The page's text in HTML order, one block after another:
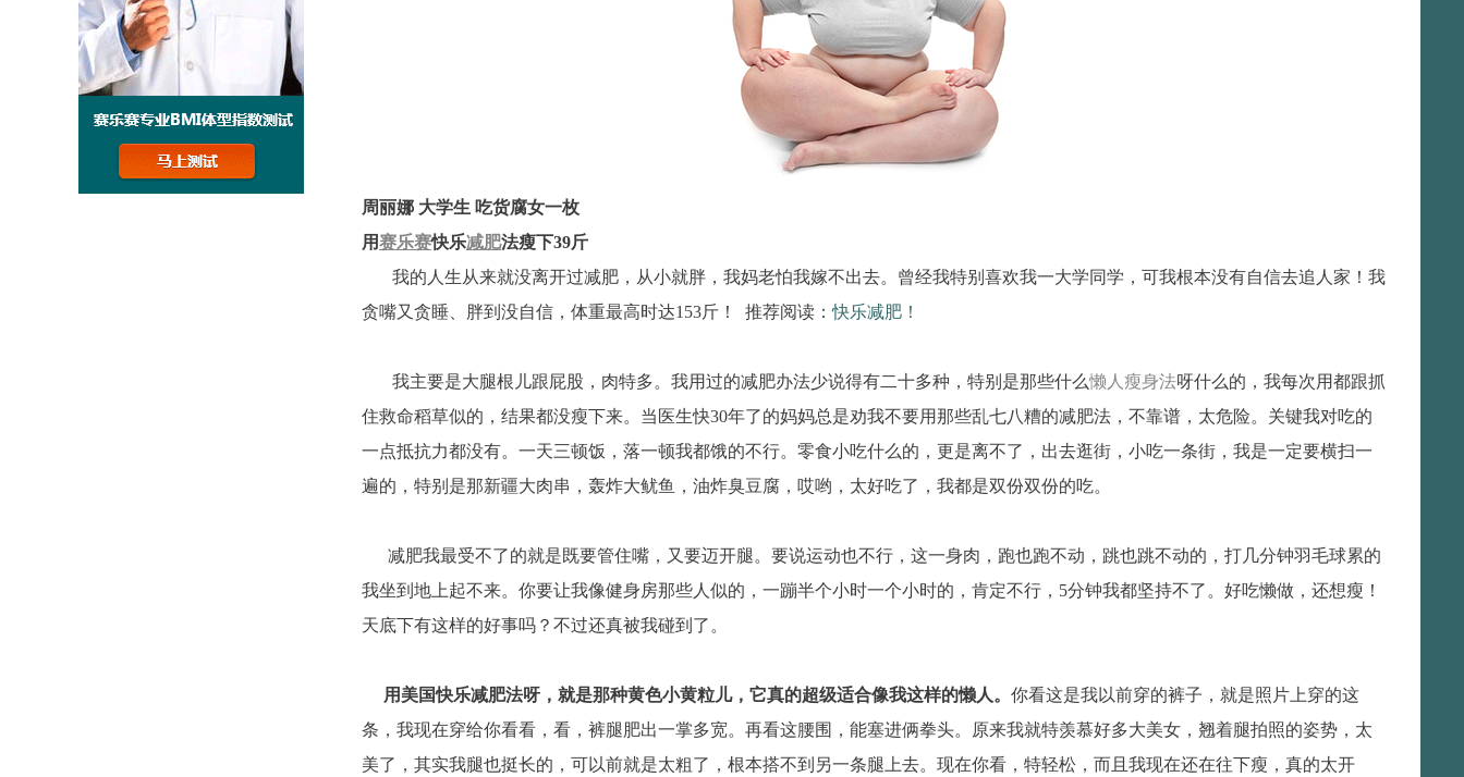
周丽娜 大学生 吃货腐女一枚
用赛乐赛快乐减肥法瘦下39斤
我的人生从来就没离开过减肥，从小就胖，我妈老怕我嫁不出去。曾经我特别喜欢我一大学同学，可我根本没有自信去追人家！我
贪嘴又贪睡、胖到没自信，体重最高时达153斤！ 推荐阅读：快乐减肥！
我主要是大腿根儿跟屁股，肉特多。我用过的减肥办法少说得有二十多种，特别是那些什么懒人瘦身法呀什么的，我每次用都跟抓
住救命稻草似的，结果都没瘦下来。当医生快30年了的妈妈总是劝我不要用那些乱七八糟的减肥法，不靠谱，太危险。关键我对吃的
一点抵抗力都没有。一天三顿饭，落一顿我都饿的不行。零食小吃什么的，更是离不了，出去逛街，小吃一条街，我是一定要横扫一
遍的，特别是那新疆大肉串，轰炸大鱿鱼，油炸臭豆腐，哎哟，太好吃了，我都是双份双份的吃。
减肥我最受不了的就是既要管住嘴，又要迈开腿。要说运动也不行，这一身肉，跑也跑不动，跳也跳不动的，打几分钟羽毛球累的
我坐到地上起不来。你要让我像健身房那些人似的，一蹦半个小时一个小时的，肯定不行，5分钟我都坚持不了。好吃懒做，还想瘦！
天底下有这样的好事吗？不过还真被我碰到了。
用美国快乐减肥法呀，就是那种黄色小黄粒儿，它真的超级适合像我这样的懒人。 你看这是我以前穿的裤子，就是照片上穿的这
条，我现在穿给你看看，看，裤腿肥出一掌多宽。再看这腰围，能塞进俩拳头。原来我就特羡慕好多大美女，翘着腿拍照的姿势，太
美了，其实我腿也挺长的，可以前就是太粗了，根本搭不到另一条腿上去。现在你看，特轻松，而且我现在还在往下瘦，真的太开